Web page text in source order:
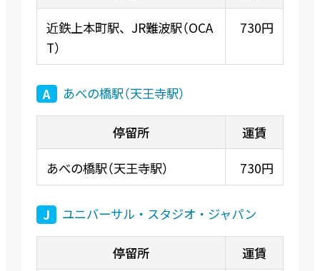
近鉄上本町駅、JR難波駅（OCA
T）
730円
A あべの橋駅（天王寺駅）
あべの橋駅（天王寺駅） 730円
J ユニバーサル・スタジオ・ジャパン